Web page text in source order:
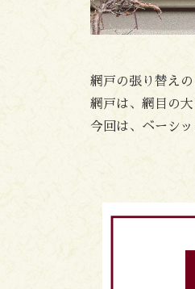
網戸の張り替えの
網戸は、網目の
今回は、ベーシ